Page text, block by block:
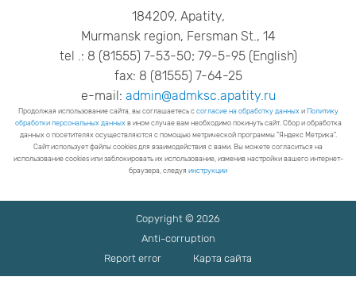
184209, Apatity,
Murmansk region, Fersman St., 14
tel .: 8 (81555) 7-53-50; 79-5-95 (English)
fax: 8 (81555) 7-64-25
e-mail: admin@admksc.apatity.ru
Продолжая использование сайта, вы соглашаетесь с согласие на обработку данныхи Политику
обработки персональных данныхв ином случае вам необходимо покинуть сайт. Сбор и обработка
данных о посетителях осуществляются с помощью метрической программы "Яндекс Метрика".
Сайт использует файлы cookies для взаимодействия с вами. Вы можете согласиться на
использование cookies или заблокировать их использование, изменив настройки вашего интернет-
браузера, следуя инструкции
Copyright © 2026
Anti-corruption
Report error
Карта сайта